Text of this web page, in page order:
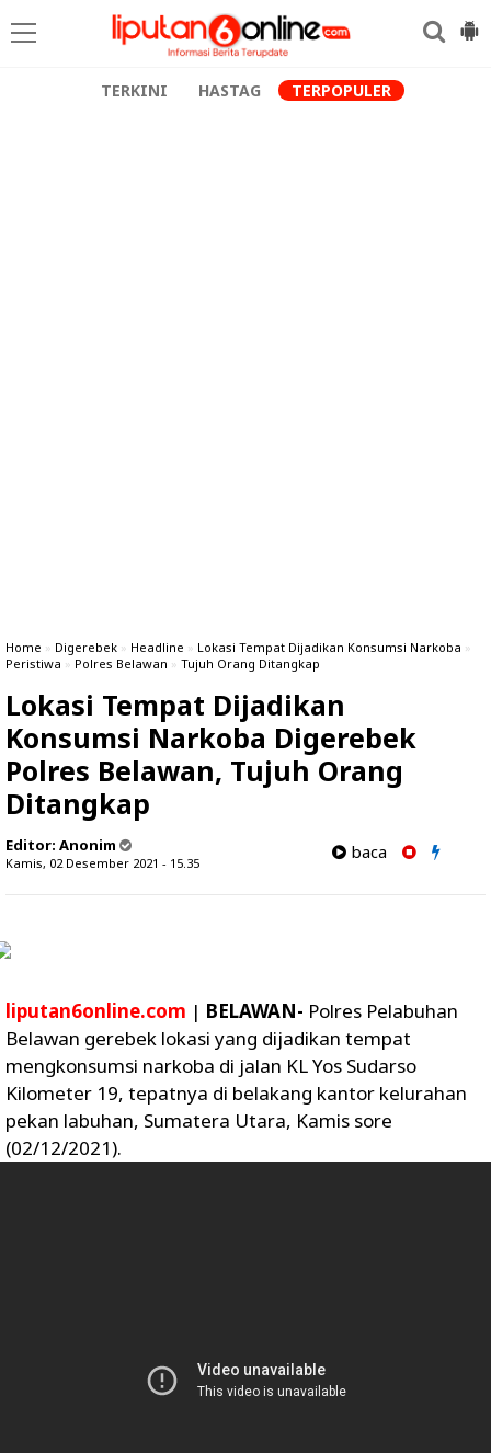
TERKINI HASTAG TERPOPULER
Home » Digerebek » Headline » Lokasi Tempat Dijadikan Konsumsi Narkoba »
Peristiwa » Polres Belawan » Tujuh Orang Ditangkap
Lokasi Tempat Dijadikan
Konsumsi Narkoba Digerebek
Polres Belawan, Tujuh Orang
Ditangkap
Editor: Anonim
Kamis, 02 Desember 2021 - 15.35
baca
liputan6online.com | BELAWAN- Polres Pelabuhan
Belawan gerebek lokasi yang dijadikan tempat
mengkonsumsi narkoba di jalan KL Yos Sudarso
Kilometer 19, tepatnya di belakang kantor kelurahan
pekan labuhan, Sumatera Utara, Kamis sore
(02/12/2021).